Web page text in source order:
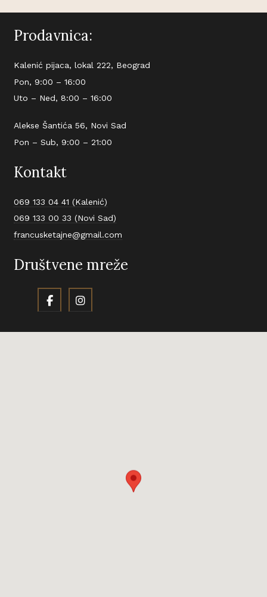
Prodavnica:
Kalenić pijaca, lokal 222, Beograd
Pon, 9:00 – 16:00
Uto – Ned, 8:00 – 16:00
Alekse Šantića 56, Novi Sad
Pon – Sub, 9:00 – 21:00
Kontakt
069 133 04 41 (Kalenić)
069 133 00 33 (Novi Sad)
francusketajne@gmail.com
Društvene mreže